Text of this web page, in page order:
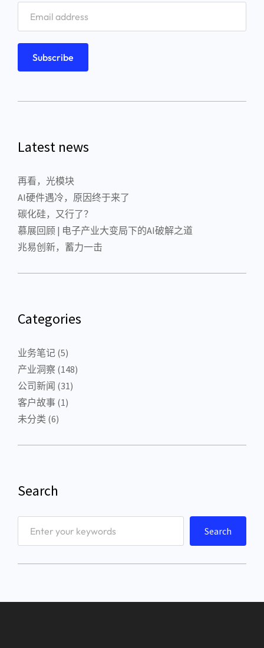
Latest news
再看，光模块
AI硬件遇冷，原因终于来了
碳化硅，又行了？
慕展回顾 | 电子产业大变局下的AI破解之道
兆易创新，蓄力一击
Categories
业务笔记 (5)
产业洞察 (148)
公司新闻 (31)
客户故事 (1)
未分类 (6)
Search
Search